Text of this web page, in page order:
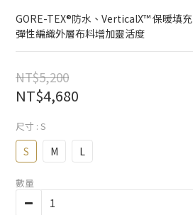
GORE-TEX®防水、VerticalX™ 保暖填充
彈性編織外層布料增加靈活度
NT$5,200
NT$4,680
尺寸 : S
S M L
數量